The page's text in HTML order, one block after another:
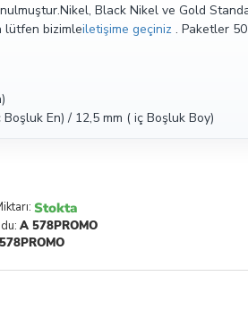
Black Nikel ve Gold
lütfen bizimleiletişime geçiniz . Paketler
Boşluk En) / 12,5 mm ( iç Boşluk Boy)
Stokta
A 578PROMO